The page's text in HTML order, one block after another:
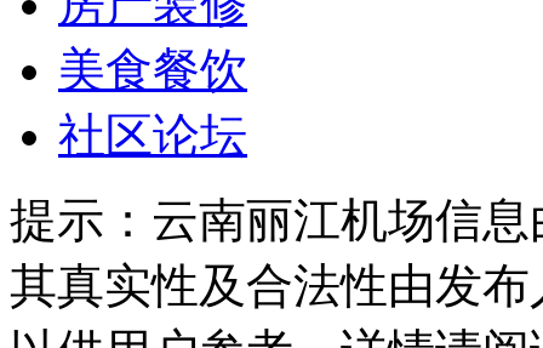
美食餐饮
社区论坛
提示： 云南丽江机场信
其真实性及合法性由发